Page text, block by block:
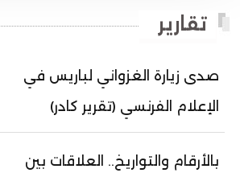
أحمد بداه
أحمد دداهي مختار
أحمد زيدان ولد محمد محمود
أحمد سالم بكار
أحمد سالم ولد بده
تقارير
صدى زيارة الغزواني لباريس في
الإعلام الفرنسي (تقرير كادر)
بالأرقام والتواريخ.. العلاقات بين